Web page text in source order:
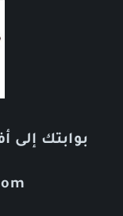
بوابتك إلى